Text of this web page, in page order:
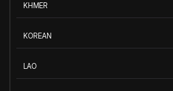
KHMER
KOREAN
LAO